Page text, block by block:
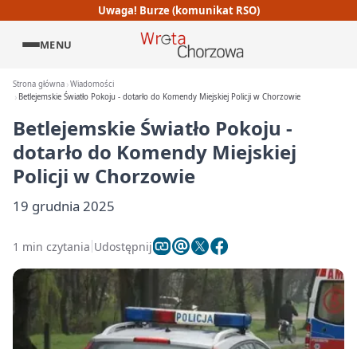
Uwaga! Burze (komunikat RSO)
MENU
Strona główna Wiadomości
Betlejemskie Światło Pokoju - dotarło do Komendy Miejskiej Policji w Chorzowie
Betlejemskie Światło Pokoju -
dotarło do Komendy Miejskiej
Policji w Chorzowie
19 grudnia 2025
1 min czytania Udostępnij